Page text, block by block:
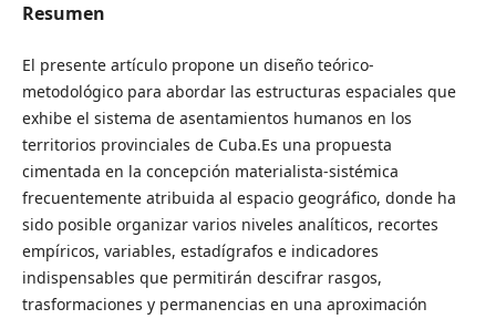
Resumen
El presente artículo propone un diseño teórico-
metodológico para abordar las estructuras espaciales que
exhibe el sistema de asentamientos humanos en los
territorios provinciales de Cuba.Es una propuesta
cimentada en la concepción materialista-sistémica
frecuentemente atribuida al espacio geográfico, donde ha
sido posible organizar varios niveles analíticos, recortes
empíricos, variables, estadígrafos e indicadores
indispensables que permitirán descifrar rasgos,
trasformaciones y permanencias en una aproximación